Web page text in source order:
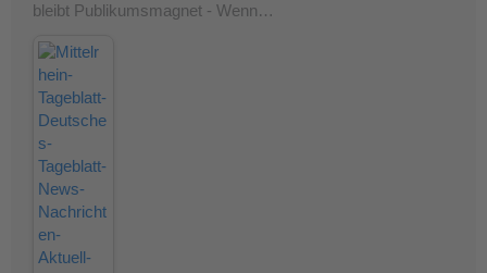
bleibt Publikumsmagnet - Wenn…